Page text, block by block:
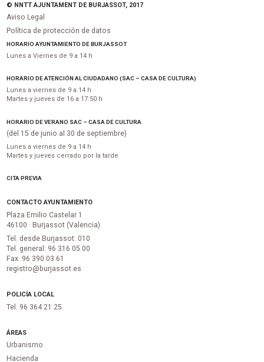
© NNTT AJUNTAMENT DE BURJASSOT, 2017
Aviso Legal
Política de protección de datos
HORARIO AYUNTAMIENTO DE BURJASSOT
Lunes a Viernes de 9 a 14 h
HORARIO DE ATENCIÓN AL CIUDADANO (SAC – CASA DE CULTURA)
Lunes a viernes de 9 a 14 h
Martes y jueves de 16 a 17:50 h
HORARIO DE VERANO SAC – CASA DE CULTURA
(del 15 de junio al 30 de septiembre)
Lunes a viernes de 9 a 14 h
Martes y jueves cerrado por la tarde
CITA PREVIA
CONTACTO AYUNTAMIENTO
Plaza Emilio Castelar 1
46100 · Burjassot (Valencia)
Tel. desde Burjassot: 010
Tel. general: 96 316 05 00
Fax. 96 390 03 61
registro@burjassot.es
POLICÍA LOCAL
Tel. 96 364 21 25
ÁREAS
Urbanismo
Hacienda